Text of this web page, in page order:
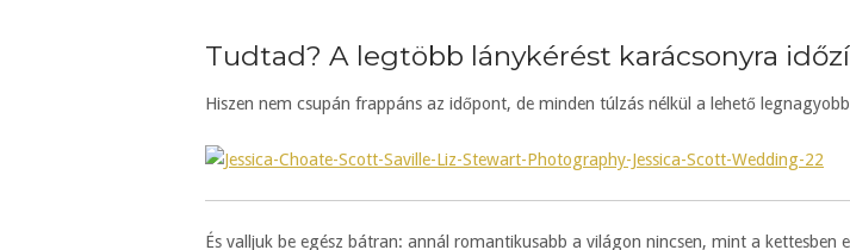
Tudtad? A legtöbb lánykérést karácsonyra
Hiszen nem csupán frappáns az időpont, de minden túlzás nélkül a lehető
És valljuk be egész bátran: annál romantikusabb a világon nincsen, mint a kettesben